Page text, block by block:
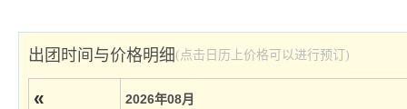
出团时间与价格明细(点击日历上价格可以进行预订)
« 2026年08月